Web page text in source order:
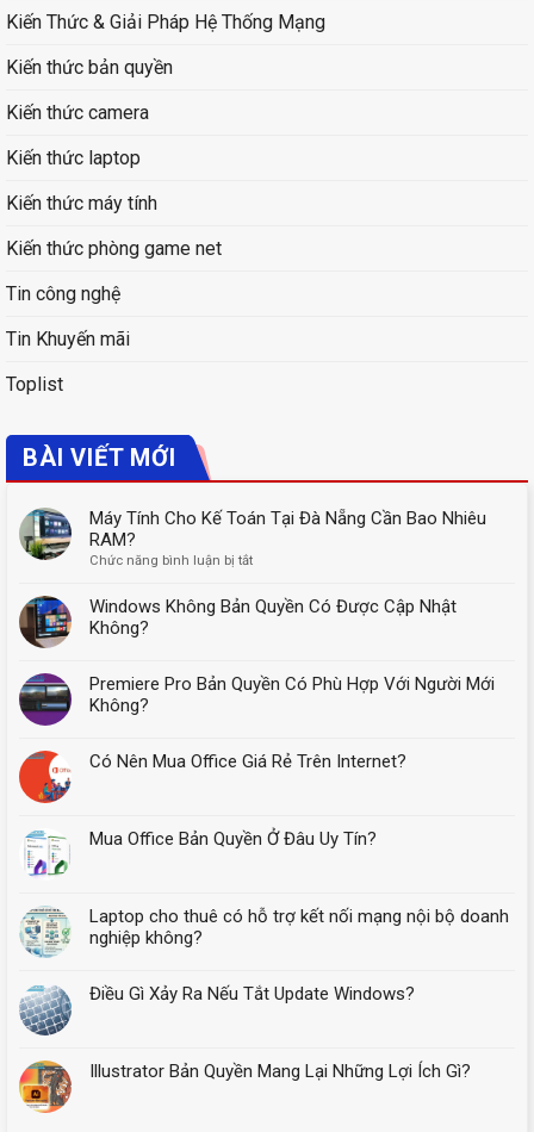
Kiến Thức & Giải Pháp Hệ Thống Mạng
Kiến thức bản quyền
Kiến thức camera
Kiến thức laptop
Kiến thức máy tính
Kiến thức phòng game net
Tin công nghệ
Tin Khuyến mãi
Toplist
BÀI VIẾT MỚI
Máy Tính Cho Kế Toán Tại Đà Nẵng Cần Bao Nhiêu
RAM?
Chức năng bình luận bị tắtở
Tính
Tại
Bao
Windows Không Bản Quyền Có Được Cập Nhật
Không?
Premiere Pro Bản Quyền Có Phù Hợp Với Người Mới
Không?
Có Nên Mua Office Giá Rẻ Trên Internet?
Mua Office Bản Quyền Ở Đâu Uy Tín?
Laptop cho thuê có hỗ trợ kết nối mạng nội bộ doanh
nghiệp không?
Điều Gì Xảy Ra Nếu Tắt Update Windows?
Illustrator Bản Quyền Mang Lại Những Lợi Ích Gì?